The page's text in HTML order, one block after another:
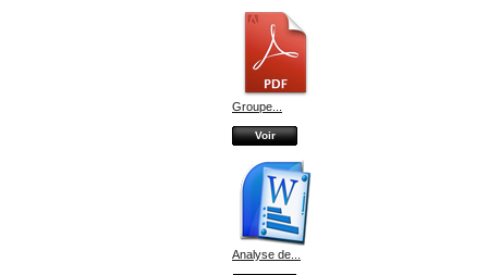
Groupe...
Voir
Analyse de...